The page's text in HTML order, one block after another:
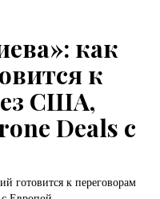
подачу воды в
18:00
ввели 2,6
как
к
США,
Deals с